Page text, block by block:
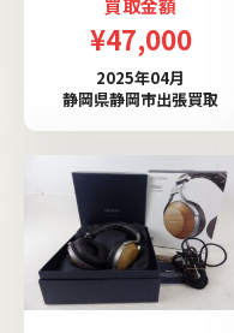
買取金額
¥47,000
2025年04月
静岡県静岡市出張買取